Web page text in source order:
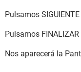
Pulsamos SIGUIENTE
Pulsamos FINALIZAR
Nos aparecerá la